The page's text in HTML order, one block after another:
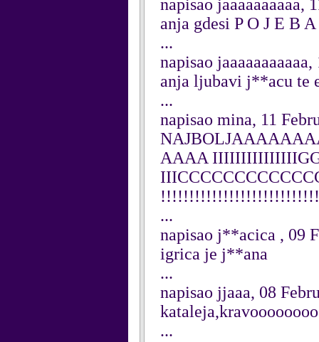
napisao jaaaaaaaaaa,
anja gdesi P O J E B
...
napisao
anja ljubavi j**acu te
...
napisao mina, 11
AAAA
!!!!!!!!!!!!!!!!!!!!!!!!!!!!
...
napisao j**acica , 09
igrica je j**ana
...
napisao jjaaa, 08
...